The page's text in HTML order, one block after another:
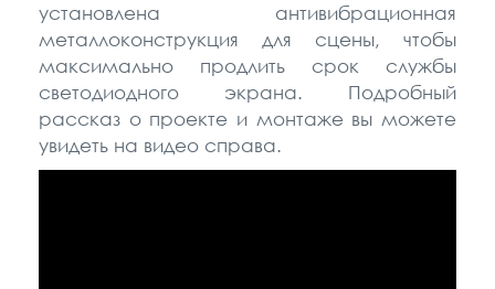
установлена антивибрационная
металлоконструкция для сцены, чтобы
максимально продлить срок службы
светодиодного экрана. Подробный
рассказ о проекте и монтаже вы можете
увидеть на видео справа.